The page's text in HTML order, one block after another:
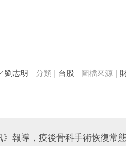
劉志明 台股
》報導，疫後骨科手術恢復常